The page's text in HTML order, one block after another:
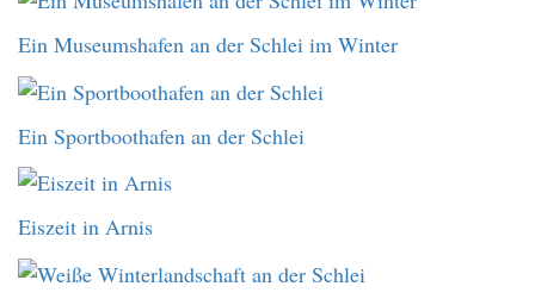
Ein Museumshafen an der Schlei im Winter
Ein Sportboothafen an der Schlei
Eiszeit in Arnis